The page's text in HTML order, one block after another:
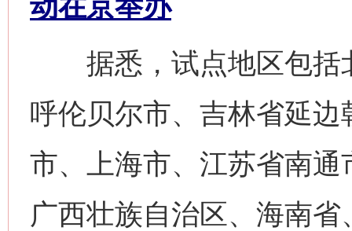
动在京举办
据悉，试点地区包括
呼伦贝尔市、吉林省延
市、上海市、江苏省南
广西壮族自治区、海南